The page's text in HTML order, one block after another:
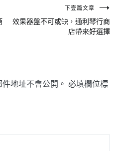
下壹篇文章
效果器盤不可或缺，通利琴行商
店帶來好選擇
地址不會公開。 必填欄位標